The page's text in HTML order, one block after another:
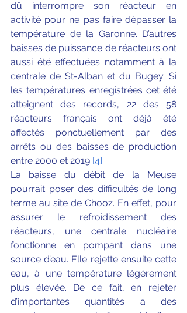
dû interrompre son réacteur en
activité pour ne pas faire dépasser la
température de la Garonne. D’autres
baisses de puissance de réacteurs ont
aussi été effectuées notamment à la
centrale de St-Alban et du Bugey. Si
les températures enregistrées cet été
atteignent des records, 22 des 58
réacteurs français ont déjà été
affectés ponctuellement par des
arrêts ou des baisses de production
entre 2000 et 2019 [4].
La baisse du débit de la Meuse
pourrait poser des difficultés de long
terme au site de Chooz. En effet, pour
assurer le refroidissement des
réacteurs, une centrale nucléaire
fonctionne en pompant dans une
source d’eau. Elle rejette ensuite cette
eau, à une température légèrement
plus élevée. De ce fait, en rejeter
d’importantes quantités a des